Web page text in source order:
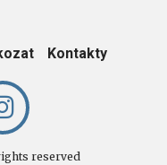
Kontakty
reserved